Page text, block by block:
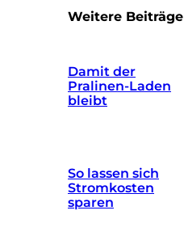
Weitere Beiträge
Damit der
Pralinen-Laden
bleibt
So lassen sich
Stromkosten
sparen